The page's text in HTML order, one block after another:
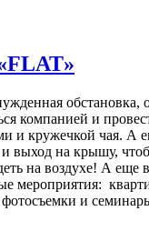
обстановка,
компанией и
и кружечкой чая. А
выход на крышу,
на воздухе! А еще
мероприятия:
фотосъемки и